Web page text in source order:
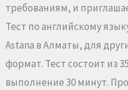
требованиям, и
Тест по английскому
Astana в Алматы, для
формат. Тест состоит из
выполнение 30 минут.